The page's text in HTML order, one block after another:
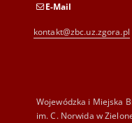
E-Mail
kontakt@zbc.uz.zgora.pl
Wojewódzka i Miejska
im. C. Norwida w